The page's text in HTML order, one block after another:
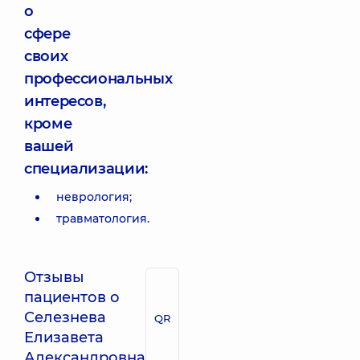
о
сфере
своих
профессиональных
интересов,
кроме
вашей
специализации:
неврология;
травматология.
Отзывы
пациентов о
Селезнева
Елизавета
QR